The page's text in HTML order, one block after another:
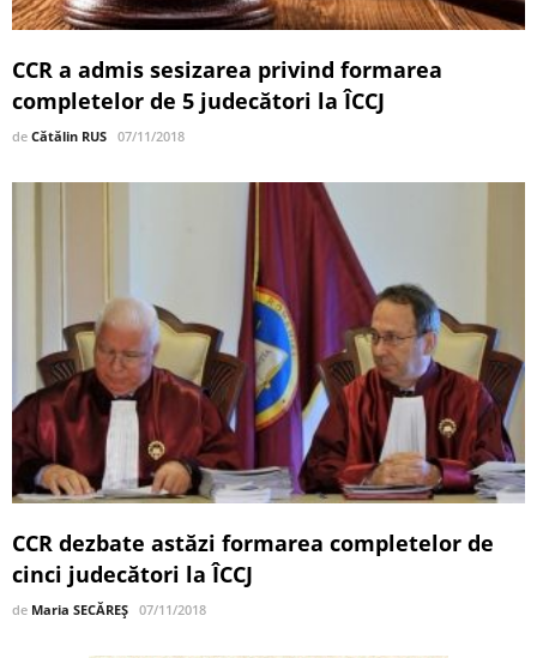
CCR a admis sesizarea privind formarea
completelor de 5 judecători la ÎCCJ
de Cătălin RUS 07/11/2018
CCR dezbate astăzi formarea completelor de
cinci judecători la ÎCCJ
de Maria SECĂREȘ 07/11/2018